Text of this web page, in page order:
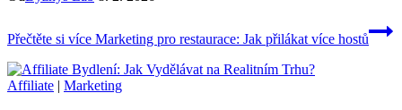
Přečtěte si více Marketing pro restaurace: Jak přilákat více hostů
Affiliate | Marketing